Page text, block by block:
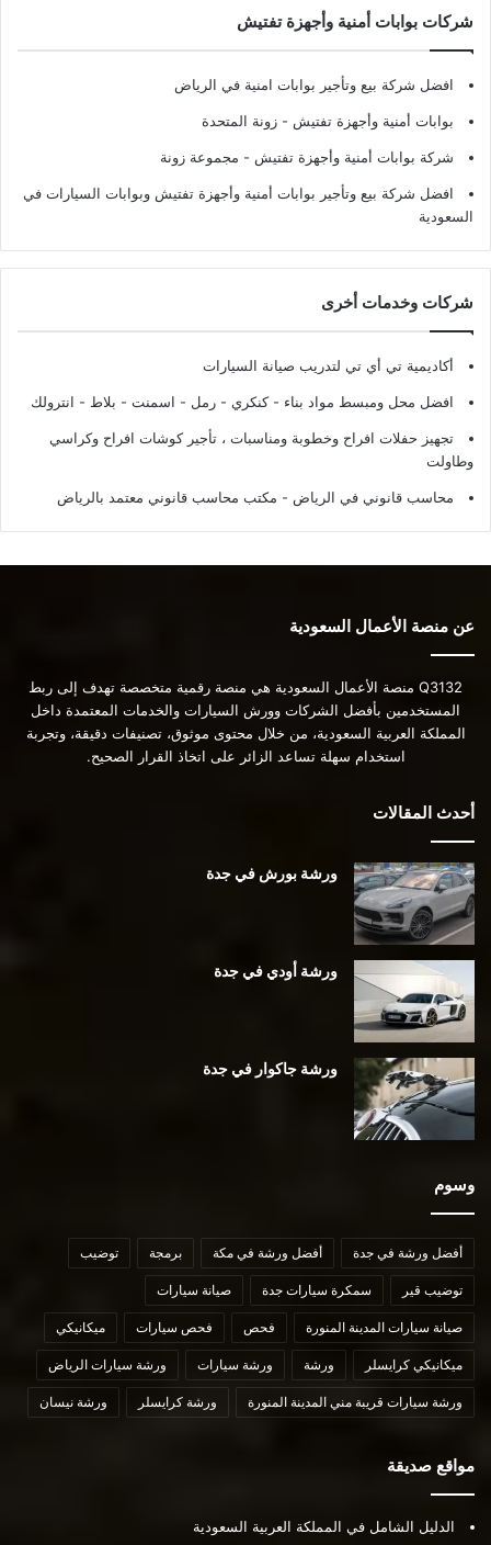
شركات بوابات أمنية وأجهزة تفتيش
افضل شركة بيع وتأجير بوابات امنية في الرياض
بوابات أمنية وأجهزة تفتيش - زونة المتحدة
شركة بوابات أمنية وأجهزة تفتيش - مجموعة زونة
افضل شركة بيع وتأجير بوابات أمنية وأجهزة تفتيش وبوابات السيارات في
السعودية
شركات وخدمات أخرى
أكاديمية تي أي تي لتدريب صيانة السيارات
افضل محل ومبسط مواد بناء - كنكري - رمل - اسمنت - بلاط - انترولك
تجهيز حفلات افراح وخطوبة ومناسبات ، تأجير كوشات افراح وكراسي
وطاولت
محاسب قانوني في الرياض - مكتب محاسب قانوني معتمد بالرياض
عن منصة الأعمال السعودية
Q3132 منصة الأعمال السعودية هي منصة رقمية متخصصة تهدف إلى ربط
المستخدمين بأفضل الشركات وورش السيارات والخدمات المعتمدة داخل
المملكة العربية السعودية، من خلال محتوى موثوق، تصنيفات دقيقة، وتجربة
استخدام سهلة تساعد الزائر على اتخاذ القرار الصحيح.
أحدث المقالات
ورشة بورش في جدة
ورشة أودي في جدة
ورشة جاكوار في جدة
وسوم
أفضل ورشة في جدة أفضل ورشة في مكة برمجة توضيب
توضيب قير سمكرة سيارات جدة صيانة سيارات
صيانة سيارات المدينة المنورة فحص فحص سيارات ميكانيكي
ميكانيكي كرايسلر ورشة ورشة سيارات ورشة سيارات الرياض
ورشة سيارات قريبة مني المدينة المنورة ورشة كرايسلر ورشة نيسان
مواقع صديقة
الدليل الشامل في المملكة العربية السعودية